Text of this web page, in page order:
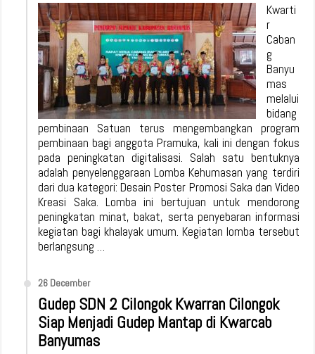
Kwarti
r
Caban
g
Banyu
mas
melalui
bidang
pembinaan Satuan terus mengembangkan program
pembinaan bagi anggota Pramuka, kali ini dengan fokus
pada peningkatan digitalisasi. Salah satu bentuknya
adalah penyelenggaraan Lomba Kehumasan yang terdiri
dari dua kategori: Desain Poster Promosi Saka dan Video
Kreasi Saka. Lomba ini bertujuan untuk mendorong
peningkatan minat, bakat, serta penyebaran informasi
kegiatan bagi khalayak umum. Kegiatan lomba tersebut
berlangsung …
26 December
Gudep SDN 2 Cilongok Kwarran Cilongok
Siap Menjadi Gudep Mantap di Kwarcab
Banyumas